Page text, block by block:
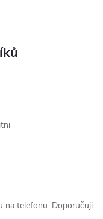
na telefonu. Doporučuji